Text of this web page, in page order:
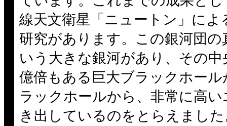
線天文衛星「ニュートン」に
研究があります。この銀河団
いう大きな銀河があり、その
億倍もある巨大ブラックホー
ラックホールから、非常に高
き出しているのをとらえまし